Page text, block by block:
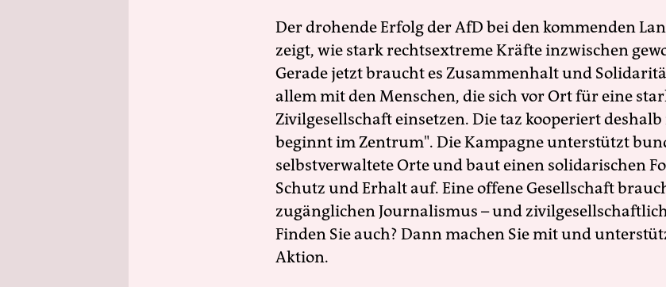
Der drohende Erfolg der AfD bei den kommenden
zeigt, wie stark rechtsextreme Kräfte inzwischen
Gerade jetzt braucht es Zusammenhalt und
allem mit den Menschen, die sich vor Ort für eine
Zivilgesellschaft einsetzen. Die taz kooperiert
beginnt im Zentrum". Die Kampagne unterstützt
selbstverwaltete Orte und baut einen solidarischen
Schutz und Erhalt auf. Eine offene Gesellschaft
zugänglichen Journalismus – und
Finden Sie auch? Dann machen Sie mit und
Aktion.